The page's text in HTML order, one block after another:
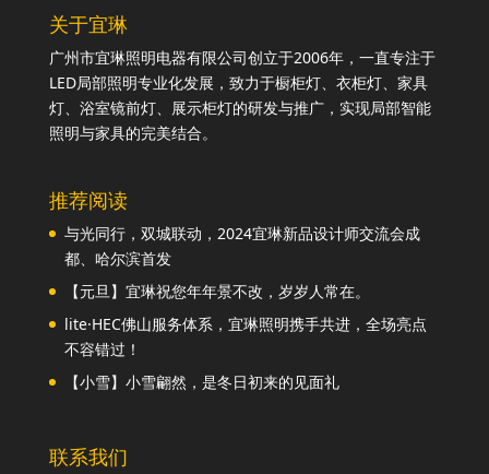
关于宜琳
广州市宜琳照明电器有限公司创立于2006年，一直专注于
LED局部照明专业化发展，致力于橱柜灯、衣柜灯、家具
灯、浴室镜前灯、展示柜灯的研发与推广，实现局部智能
照明与家具的完美结合。
推荐阅读
与光同行，双城联动，2024宜琳新品设计师交流会成
都、哈尔滨首发
【元旦】宜琳祝您年年景不改，岁岁人常在。
lite·HEC佛山服务体系，宜琳照明携手共进，全场亮点
不容错过！
【小雪】小雪翩然，是冬日初来的见面礼
联系我们